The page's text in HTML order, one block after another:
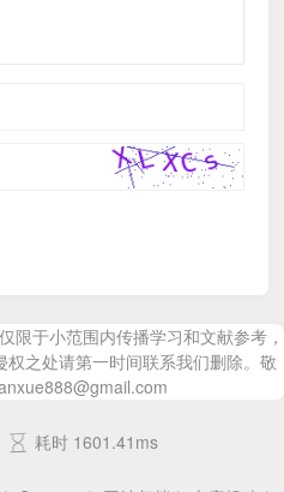
限于小范围内传播学习和文献参考，
之处请第一时间联系我们删除。敬
耗时 1601.41ms